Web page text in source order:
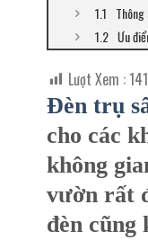
Ưu
Lượt Xem :141
Đèn trụ
cho các
không
vườn rất
đèn cũng